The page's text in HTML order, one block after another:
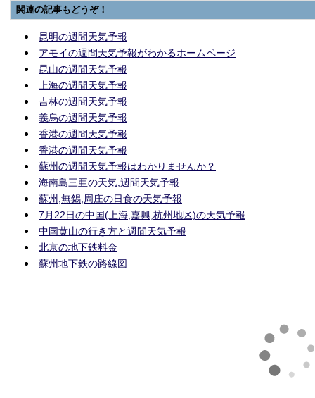
関連の記事もどうぞ！
昆明の週間天気予報
アモイの週間天気予報がわかるホームページ
昆山の週間天気予報
上海の週間天気予報
吉林の週間天気予報
義烏の週間天気予報
香港の週間天気予報
香港の週間天気予報
蘇州の週間天気予報はわかりませんか？
海南島三亜の天気,週間天気予報
蘇州,無錫,周庄の日食の天気予報
7月22日の中国(上海,嘉興,杭州地区)の天気予報
中国黄山の行き方と週間天気予報
北京の地下鉄料金
蘇州地下鉄の路線図